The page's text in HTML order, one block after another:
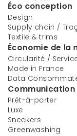
Éco conception
Design
Supply chain /
Textile & trims
Économie de la
Circularité /
Made in France
Data
Communication
Prêt-à-porter
Luxe
Sneakers
Greenwashing